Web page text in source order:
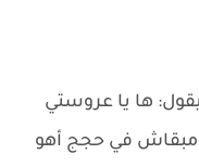
ها يا عروستي
مبقاش في حجج أهو